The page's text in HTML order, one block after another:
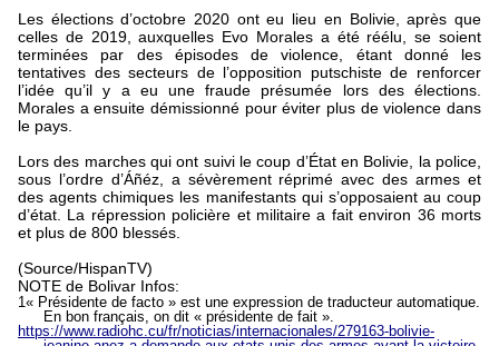
Les élections d’octobre 2020 ont eu lieu en Bolivie, après que
celles de 2019, auxquelles Evo Morales a été réélu, se soient
terminées par des épisodes de violence, étant donné les
tentatives des secteurs de l’opposition putschiste de renforcer
l’idée qu’il y a eu une fraude présumée lors des élections.
Morales a ensuite démissionné pour éviter plus de violence dans
le pays.
Lors des marches qui ont suivi le coup d’État en Bolivie, la police,
sous l’ordre d’Áñéz, a sévèrement réprimé avec des armes et
des agents chimiques les manifestants qui s’opposaient au coup
d’état. La répression policière et militaire a fait environ 36 morts
et plus de 800 blessés.
(Source/HispanTV)
NOTE de Bolivar Infos:
1« Présidente de facto » est une expression de traducteur automatique.
En bon français, on dit « présidente de fait ».
https://www.radiohc.cu/fr/noticias/internacionales/279163-bolivie-